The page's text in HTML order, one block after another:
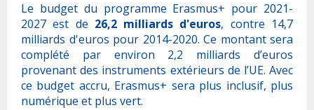
Le budget du programme Erasmus+ pour 2021-
2027 est de 26,2 milliards d'euros, contre 14,7
milliards d'euros pour 2014-2020. Ce montant sera
complété par environ 2,2 milliards d’euros
provenant des instruments extérieurs de l’UE. Avec
ce budget accru, Erasmus+ sera plus inclusif, plus
numérique et plus vert.